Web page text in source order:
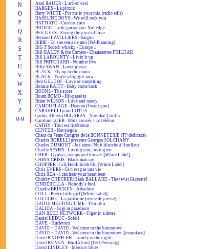
N
O
P
Q
R
S
T
U
V
W
X
Y
Z
0-9
Axel BAUER - L'arc-en-ciel
BARGES - La pitxuri
Barry WHITE - Put me in your mix (radio edit)
BASSLINE BOYS - We will rock you
BATTIATO - Cuccurucucu
BB DOC - Lolo ganzaman / Nul edge
BEE GEES - Paying the price of love
Bernard LAVILLIERS - Saïgon
BIBIE - En souvenir de moi [Pré-Planning]
BIG T Scotch whisky - Europe 1
Bill HALEY & the Comets - Chaussettes PHILDAR
Bill LABOUNTY - Livin'it up
Bill PRITCHARD - Number five
Billy SWAN - Lover please
BLACK - Fly up to the moon
BLACK - You're a big girl now
Bob GELDOF - Love or something
Bonnie RAITT - Baby come back
BOONS - The score
Boum BOMO - Hit-parades
Brian WILSON - Love and mercy
CAMOUFLAGE - Heaven (I want you)
CARAVELLI pour LOTUS
Carlos Alberto IRIGARAY - Navidad Criolla
Caroline LOEB - Mots croisés / Le téléfon
CATHY - Tout est littérature
CENTER - Navsiegda
Chant du 7ème Congrès de la BONNETERIE (TP dédicacé)
Charles BORELLI présente Georges SOLCHANY
Charles DUMONT - Je t'aime / Nuit blanche à Honfleur
Charlie SPAHN - Loving you, loving me
CHER - Gypsys, tramps and thieves [White Label]
CHINA CRISIS - Black man ray
CHOPPER - Lili/Heidi bleib blu [White Label]
Chris EVERS - Ce n'est pas une vie
Chris REA - I can hear your heart beat
Chubby CHECKER/Hank BALLARD - The twist [Acétate]
CINDERELLA - Nobody's fool
Claudia BRÜCKEN - Absolute
COLL - Pretty little girl [White Label]
COLUCHE - La politique (revue de presse)
DADJE MEETING TIME - Ybo libo
DALIDA - Gigi in paradisco
DAN REED NETWORK - Tiger in a dress
Daniel LEDUC - Soleil
DAVE - Hurlevent
DAVID + DAVID - Welcome to the boomtown
DAVID + DAVID - Welcome to the boomtown [monoface]
David KNOPFLER - Lonely is the night
David KOVEN - Bord à bord [Test Pressing]
David LINDLEY - Mercury blues